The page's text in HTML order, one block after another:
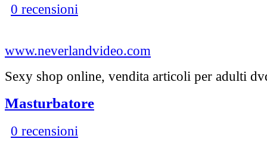
0 recensioni
www.neverlandvideo.com
Sexy shop online, vendita articoli per adulti
Masturbatore
0 recensioni